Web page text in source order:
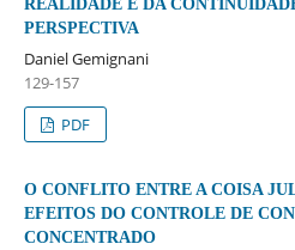
REALIDADE E DA
PERSPECTIVA
Daniel Gemignani
129-157
PDF
O CONFLITO ENTRE A COISA
EFEITOS DO CONTROLE DE
CONCENTRADO